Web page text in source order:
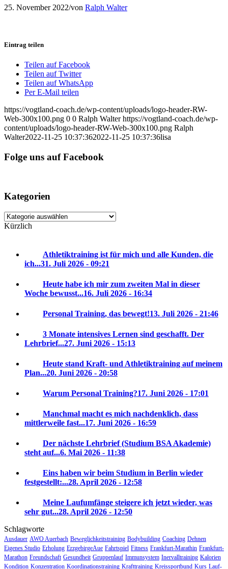
25. November 2022/von Ralph Walter
Eintrag teilen
Teilen auf Facebook
Teilen auf Twitter
Teilen auf WhatsApp
Per E-Mail teilen
https://vogtland-coach.de/wp-content/uploads/logo-header-RW-
Web-300x100.png 0 0 Ralph Walter https://vogtland-coach.de/wp-
content/uploads/logo-header-RW-Web-300x100.png Ralph
Walter2022-11-25 10:37:362022-11-25 10:37:36lisa
Folge uns auf Facebook
Kategorien
Kategorien
Kürzlich
Athletiktraining ist für mich und alle Kunden, die
ich...31. Juli 2026 - 09:21
Heute habe ich mir zum zweiten Mal in dieser
Woche bewusst...16. Juli 2026 - 16:34
Personal Training, das bewegt!13. Juli 2026 - 21:46
3 Monate intensives Lernen sind geschafft. Der
Lehrbrief...27. Juni 2026 - 15:13
Heute stand Kraft- und Athletiktraining auf meinem
Plan...20. Juni 2026 - 20:58
Warum Personal Training?17. Juni 2026 - 17:01
Manchmal macht es mich nachdenklich, dass
mittlerweile fast...17. Juni 2026 - 16:59
Der nächste Lehrbrief (Studium BSA Akademie)
steht auf...6. Mai 2026 - 11:38
Eins haben wir beim Studium in Berlin wieder
festgestellt:...28. April 2026 - 12:58
Meine Laufumfänge steigere ich jetzt wieder, was
sehr gut...28. April 2026 - 12:50
Schlagworte
Ausdauer AWO Auerbach Beweglichkeitstraining Bodybuilding Coaching Dehnen
Eigenes Studio Erholung ErzgebirgeAue Fahrtspiel Fitness Frankfurt-Marathin Frankfurt-
Marathon Freundschaft Gesundheit Gruppenlauf Immunsystem Inervalltraining Kalorien
Kondition Konzentration Koordinationstraining Krafttraining Kreissportbund Kurs Lauf-